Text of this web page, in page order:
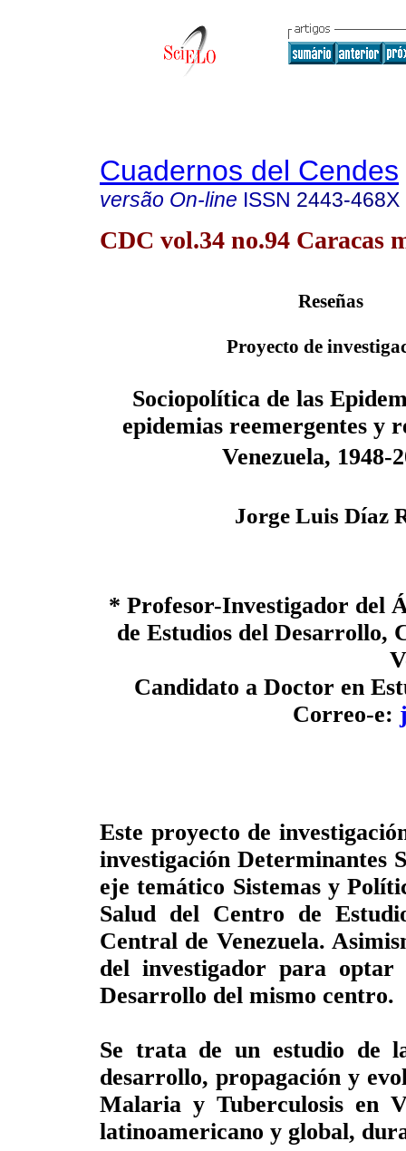
Cuadernos del Cendes
versão On-line ISSN 2443-468X
CDC vol.34 no.94 Caracas
Reseñas
Proyecto de
Sociopolítica de las
epidemias reemergentes y
Venezuela, 1948-
Jorge Luis Díaz
* Profesor-Investigador del
de Estudios del Desarrollo,
Candidato a Doctor en
Correo-e:
Este proyecto de
investigación Determinantes
eje temático Sistemas y
Salud del Centro de
Central de Venezuela.
del investigador para
Desarrollo del mismo centro.
Se trata de un estudio de
desarrollo, propagación y
Malaria y Tuberculosis en
latinoamericano y global,